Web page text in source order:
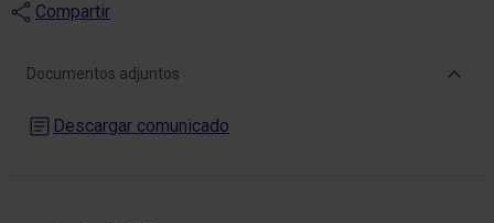
Compartir
Documentos adjuntos
Descargar comunicado